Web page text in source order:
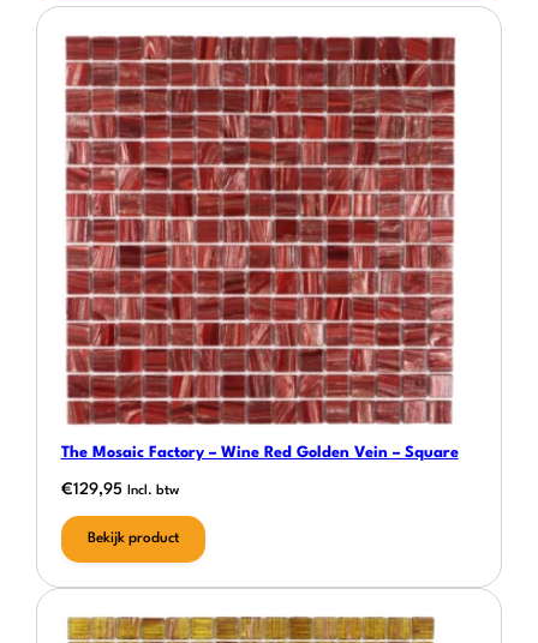
The Mosaic Factory – Wine Red Golden Vein – Square
€129,95 Incl. btw
Bekijk product